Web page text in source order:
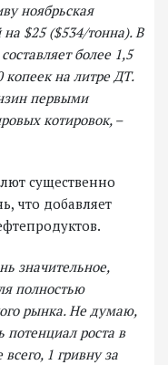
ноябрьская
$25 ($534/тонна). В
более 1,5
копеек на литре ДТ.
первыми
котировок, –
существенно
что добавляет
значительное,
полностью
рынка. Не думаю,
потенциал роста в
1 гривну за